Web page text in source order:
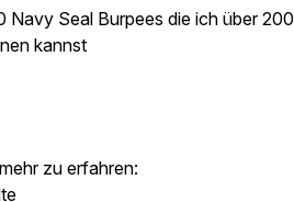
Navy Seal Burpees die ich über 200
kannst
zu erfahren: